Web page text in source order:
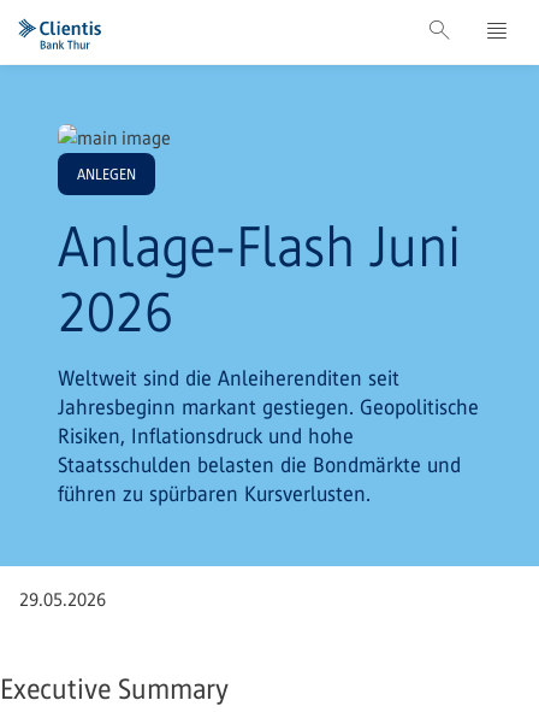
ANLEGEN
Anlage-Flash Juni
2026
Weltweit sind die Anleiherenditen seit
Jahresbeginn markant gestiegen. Geopolitische
Risiken, Inflationsdruck und hohe
Staatsschulden belasten die Bondmärkte und
führen zu spürbaren Kursverlusten.
29.05.2026
Executive Summary